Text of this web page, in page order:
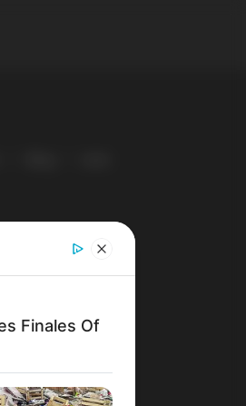
Finales Of